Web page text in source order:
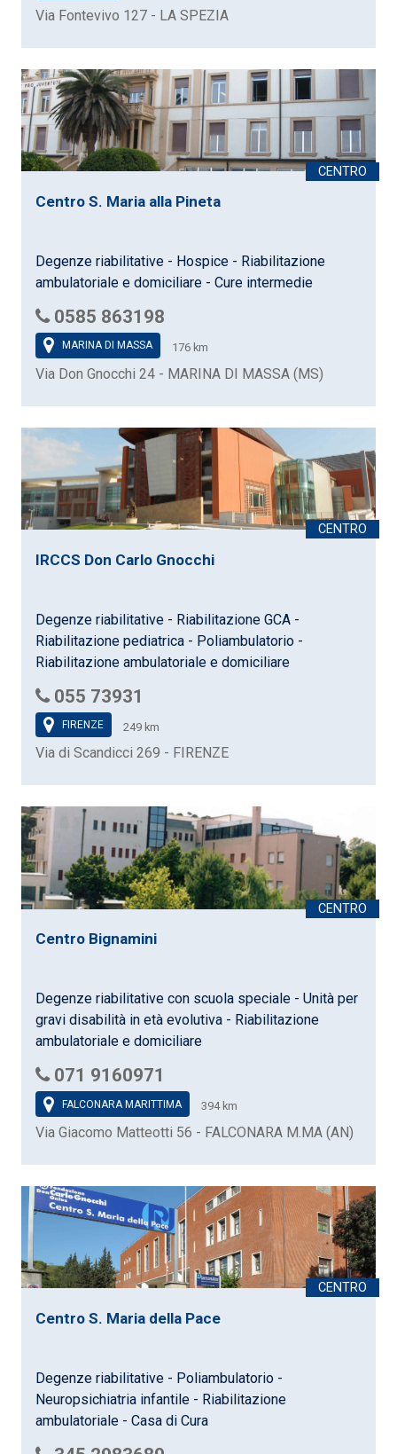
Via Fontevivo 127 - LA SPEZIA
Centro S. Maria alla Pineta
Degenze riabilitative - Hospice - Riabilitazione
ambulatoriale e domiciliare - Cure intermedie
0585 863198
MARINA DI MASSA 176 km
Via Don Gnocchi 24 - MARINA DI MASSA (MS)
IRCCS Don Carlo Gnocchi
Degenze riabilitative - Riabilitazione GCA -
Riabilitazione pediatrica - Poliambulatorio -
Riabilitazione ambulatoriale e domiciliare
055 73931
FIRENZE 249 km
Via di Scandicci 269 - FIRENZE
Centro Bignamini
Degenze riabilitative con scuola speciale - Unità per
gravi disabilità in età evolutiva - Riabilitazione
ambulatoriale e domiciliare
071 9160971
FALCONARA MARITTIMA 394 km
Via Giacomo Matteotti 56 - FALCONARA M.MA (AN)
Centro S. Maria della Pace
Degenze riabilitative - Poliambulatorio -
Neuropsichiatria infantile - Riabilitazione
ambulatoriale - Casa di Cura